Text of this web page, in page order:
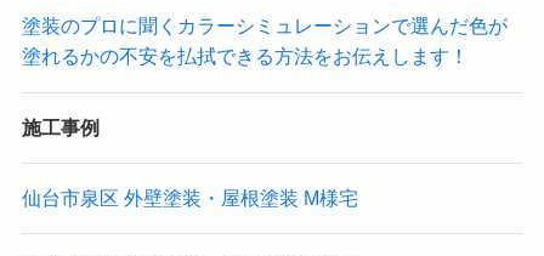
塗装のプロに聞くカラーシミュレーションで選んだ色が
塗れるかの不安を払拭できる方法をお伝えします！
施工事例
仙台市泉区 外壁塗装・屋根塗装 M様宅